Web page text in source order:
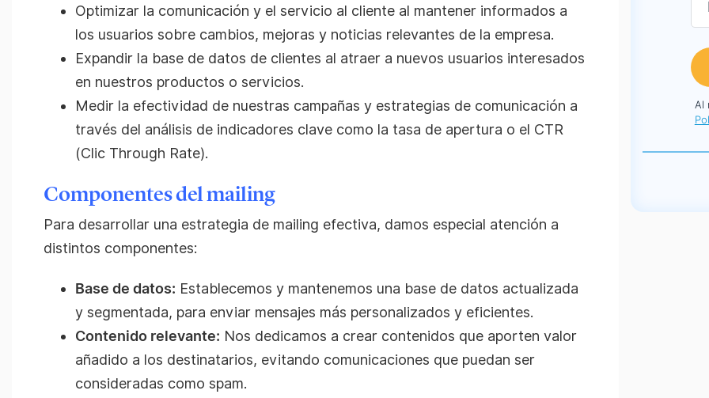
Optimizar la comunicación y el servicio al cliente al mantener informados a
los usuarios sobre cambios, mejoras y noticias relevantes de la empresa.
Expandir la base de datos de clientes al atraer a nuevos usuarios interesados
en nuestros productos o servicios.
Medir la efectividad de nuestras campañas y estrategias de comunicación a
través del análisis de indicadores clave como la tasa de apertura o el CTR
(Clic Through Rate).
Componentes del mailing
Para desarrollar una estrategia de mailing efectiva, damos especial atención a
distintos componentes:
Base de datos: Establecemos y mantenemos una base de datos actualizada
y segmentada, para enviar mensajes más personalizados y eficientes.
Contenido relevante: Nos dedicamos a crear contenidos que aporten valor
añadido a los destinatarios, evitando comunicaciones que puedan ser
consideradas como spam.
Al